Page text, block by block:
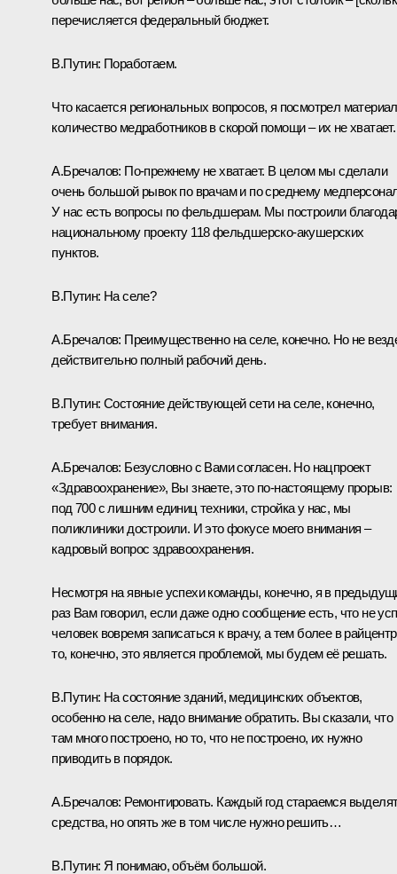
перечисляется федеральный бюджет.
В.Путин: Поработаем.
Что касается региональных вопросов, я посмотрел
количество медработников в скорой помощи – их не хватает.
А.Бречалов: По-прежнему не хватает. В целом мы сделали
очень большой рывок по врачам и по среднему
У нас есть вопросы по фельдшерам. Мы построили
национальному проекту 118 фельдшерско-акушерских
пунктов.
В.Путин: На селе?
А.Бречалов: Преимущественно на селе, конечно. Но не
действительно полный рабочий день.
В.Путин: Состояние действующей сети на селе, конечно,
требует внимания.
А.Бречалов: Безусловно с Вами согласен. Но нацпроект
«Здравоохранение», Вы знаете, это по-настоящему прорыв:
под 700 с лишним единиц техники, стройка у нас, мы
поликлиники достроили. И это фокусе моего внимания –
кадровый вопрос здравоохранения.
Несмотря на явные успехи команды, конечно, я в
разВам говорил, если даже одно сообщение есть, что не
человек вовремя записаться к врачу, а тем более в
то, конечно, это является проблемой, мы будем её решать.
В.Путин: На состояние зданий, медицинских объектов,
особенно на селе, надо внимание обратить. Вы сказали, что
там много построено, но то, что не построено, их нужно
приводить в порядок.
А.Бречалов: Ремонтировать. Каждый год стараемся
средства, но опять же в том числе нужно решить…
В.Путин: Я понимаю, объём большой.